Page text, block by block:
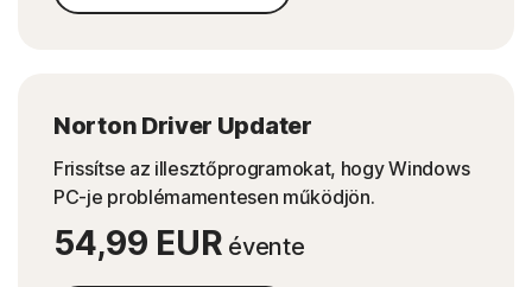
Norton Driver Updater
Frissítse az illesztőprogramokat, hogy Windows
PC-je problémamentesen működjön.
54,99 EUR évente